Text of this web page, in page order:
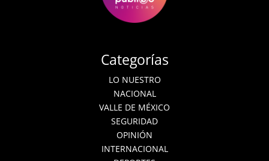
Categorías
LO NUESTRO
NACIONAL
VALLE DE MÉXICO
SEGURIDAD
OPINIÓN
INTERNACIONAL